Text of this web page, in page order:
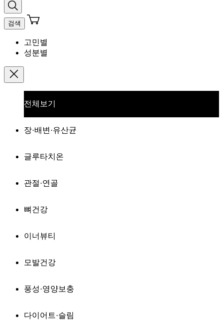
검색
고민별
성분별
전체보기
장·배변·유산균
글루타치온
관절·연골
뼈건강
이너뷰티
모발건강
풍성·영양보충
다이어트·슬림